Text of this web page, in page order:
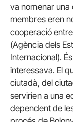
va nomenar una
membres eren
cooperació entre
(Agència dels
Internacional).
interessava. El
ciutadà, del
servirien a una
dependent de